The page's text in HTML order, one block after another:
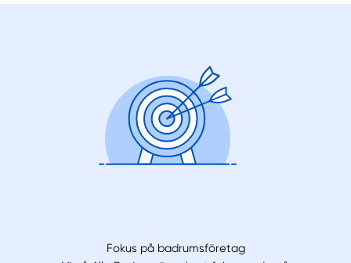
Fokus på badrumsföretag